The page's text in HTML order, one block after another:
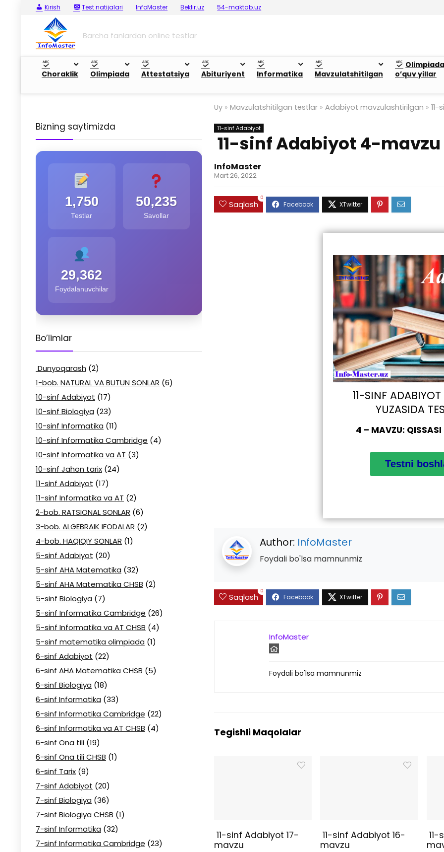
Kirish Test natijalari InfoMaster Beklir.uz 54-maktab.uz
Barcha fanlardan online testlar
Choraklik Olimpiada Attestatsiya Abituriyent Informatika Mavzulatshitilgan
o’quv yillar
Uy » Mavzulatshitilgan testlar » Adabiyot mavzulashtirilgan »
11-sinf Adabiyot
11-sinf Adabiyot 4-mavzu
InfoMaster
Mart 26, 2022
Saqlash
0
11-SINF
YUZASIDA
4 – MAVZU: QISSASI
Author: InfoMaster
Foydali bo'lsa mamnunmiz
Saqlash
0
InfoMaster
Foydali bo'lsa mamnunmiz
Tegishli Maqolalar
11-sinf Adabiyot 17-
mavzu
11-sinf Adabiyot 16-
mavzu
Bizning saytimizda
1,750
Testlar
50,235
Savollar
29,362
Foydalanuvchilar
Bo’limlar
Dunyoqarash (2)
1-bob. NATURAL VA BUTUN SONLAR (6)
10-sinf Adabiyot (17)
10-sinf Biologiya (23)
10-sinf Informatika (11)
10-sinf Informatika Cambridge (4)
10-sinf Informatika va AT (3)
10-sinf Jahon tarix (24)
11-sinf Adabiyot (17)
11-sinf Informatika va AT (2)
2-bob. RATSIONAL SONLAR (6)
3-bob. ALGEBRAIK IFODALAR (2)
4-bob. HAQIQIY SONLAR (1)
5-sinf Adabiyot (20)
5-sinf AHA Matematika (32)
5-sinf AHA Matematika CHSB (2)
5-sinf Biologiya (7)
5-sinf Informatika Cambridge (26)
5-sinf Informatika va AT CHSB (4)
5-sinf matematika olimpiada (1)
6-sinf Adabiyot (22)
6-sinf AHA Matematika CHSB (5)
6-sinf Biologiya (18)
6-sinf Informatika (33)
6-sinf Informatika Cambridge (22)
6-sinf Informatika va AT CHSB (4)
6-sinf Ona tili (19)
6-sinf Ona tili CHSB (1)
6-sinf Tarix (9)
7-sinf Adabiyot (20)
7-sinf Biologiya (36)
7-sinf Biologiya CHSB (1)
7-sinf Informatika (32)
7-sinf Informatika Cambridge (23)